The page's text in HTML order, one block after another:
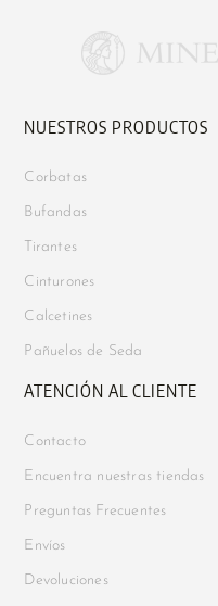
NUESTROS PRODUCTOS
Corbatas
Bufandas
Tirantes
Cinturones
Calcetines
Pañuelos de Seda
ATENCIÓN AL CLIENTE
Contacto
Encuentra nuestras tiendas
Preguntas Frecuentes
Envíos
Devoluciones